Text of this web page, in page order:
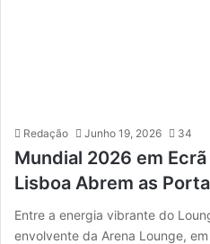
Redação Junho 19, 2026 34
Mundial 2026 em
Lisboa Abrem as
Entre a energia vibrante do
envolvente da Arena Lounge,